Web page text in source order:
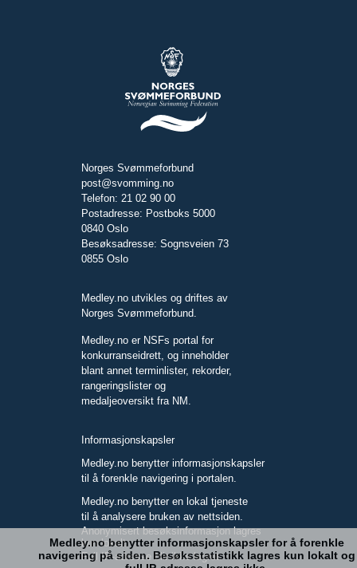
Norges Svømmeforbund
post@svomming.no
Telefon: 21 02 90 00
Postadresse: Postboks 5000
0840 Oslo
Besøksadresse: Sognsveien 73
0855 Oslo
Medley.no utvikles og driftes av
Norges Svømmeforbund.
Medley.no er NSFs portal for
konkurranseidrett, og inneholder
blant annet terminlister, rekorder,
rangeringslister og
medaljeoversikt fra NM.
Informasjonskapsler
Medley.no benytter informasjonskapsler
til å forenkle navigering i portalen.
Medley.no benytter en lokal tjeneste
til å analysere bruken av nettsiden.
Anonymisert besøksinformasjon lagres
kun lokalt.
Full IP-adresse blir ikke lagret.
Medley.no benytter informasjonskapsler for å forenkle
navigering på siden. Besøksstatistikk lagres kun lokalt og